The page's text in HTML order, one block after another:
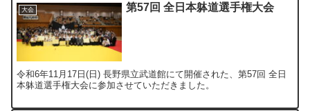
大会 第57回 全日本躰道選手権大会
令和6年11月17日(日) 長野県立武道館にて開催された、第57回 全日
本躰道選手権大会に参加させていただきました。